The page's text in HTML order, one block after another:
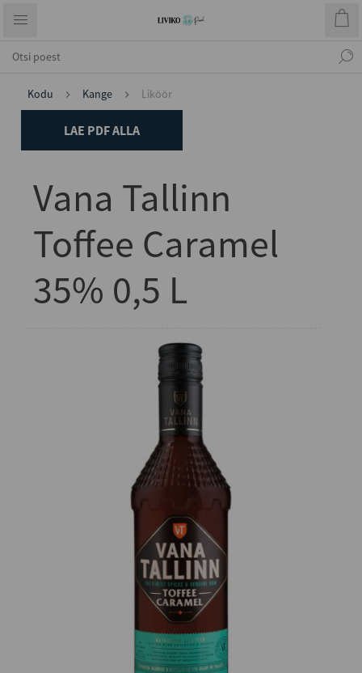
Kodu Kange Liköör
LAE PDF ALLA
Vana Tallinn
Toffee Caramel
35% 0,5 L